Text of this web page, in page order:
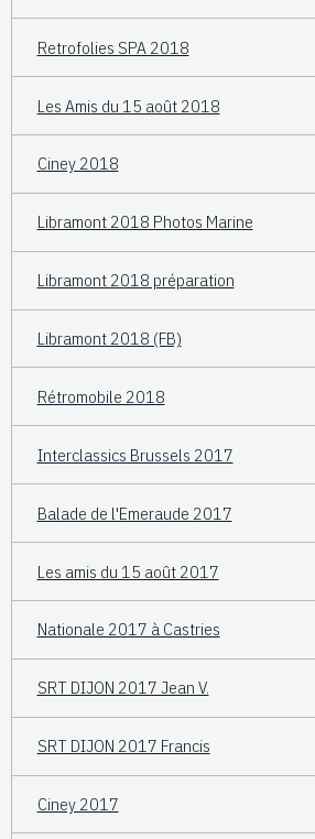
Retrofolies SPA 2018
Les Amis du 15 août 2018
Ciney 2018
Libramont 2018 Photos Marine
Libramont 2018 préparation
Libramont 2018 (FB)
Rétromobile 2018
Interclassics Brussels 2017
Balade de l'Emeraude 2017
Les amis du 15 août 2017
Nationale 2017 à Castries
SRT DIJON 2017 Jean V.
SRT DIJON 2017 Francis
Ciney 2017